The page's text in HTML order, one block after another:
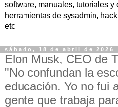
software, manuales, tutoriales y
herramientas de sysadmin,
etc
sábado, 18 de abril de 2026
Elon Musk, CEO de
"No confundan la
educación. Yo no fui
gente que trabaja